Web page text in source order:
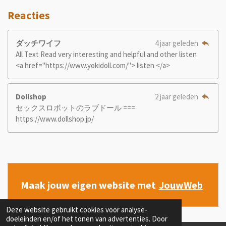
Deze website gebruikt cookies voor analyse-
doeleinden en/of het tonen van advertenties. Door
Reacties
ダッチワイフ
4 jaar geleden
All Text Read very interesting and helpful and other listen
<a href="https://www.yokidoll.com/"> listen </a>
Dollshop
2 jaar geleden
セックスロボットのラブドール ===
https://www.dollshop.jp/
Maak jouw eigen website met JouwWeb